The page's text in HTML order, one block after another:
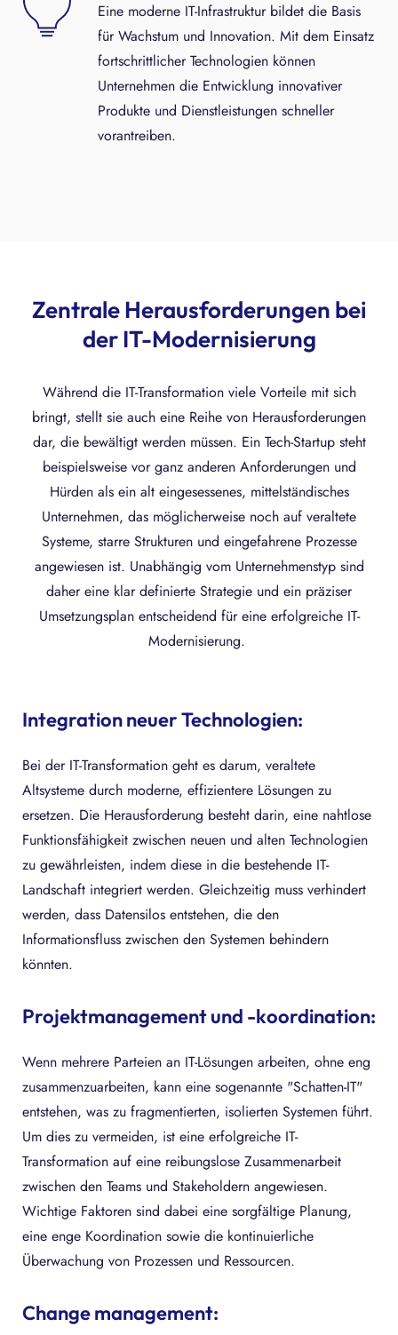
Eine moderne IT-Infrastruktur bildet die Basis
für Wachstum und Innovation. Mit dem Einsatz
fortschrittlicher Technologien können
Unternehmen die Entwicklung innovativer
Produkte und Dienstleistungen schneller
vorantreiben.
Zentrale Herausforderungen bei
der IT-Modernisierung
Während die IT-Transformation viele Vorteile mit sich
bringt, stellt sie auch eine Reihe von Herausforderungen
dar, die bewältigt werden müssen. Ein Tech-Startup steht
beispielsweise vor ganz anderen Anforderungen und
Hürden als ein alt eingesessenes, mittelständisches
Unternehmen, das möglicherweise noch auf veraltete
Systeme, starre Strukturen und eingefahrene Prozesse
angewiesen ist. Unabhängig vom Unternehmenstyp sind
daher eine klar definierte Strategie und ein präziser
Umsetzungsplan entscheidend für eine erfolgreiche IT-
Modernisierung.
Integration neuer Technologien:
Bei der IT-Transformation geht es darum, veraltete
Altsysteme durch moderne, effizientere Lösungen zu
ersetzen. Die Herausforderung besteht darin, eine nahtlose
Funktionsfähigkeit zwischen neuen und alten Technologien
zu gewährleisten, indem diese in die bestehende IT-
Landschaft integriert werden. Gleichzeitig muss verhindert
werden, dass Datensilos entstehen, die den
Informationsfluss zwischen den Systemen behindern
könnten.
Projektmanagement und -koordination:
Wenn mehrere Parteien an IT-Lösungen arbeiten, ohne eng
zusammenzuarbeiten, kann eine sogenannte "Schatten-IT"
entstehen, was zu fragmentierten, isolierten Systemen führt.
Um dies zu vermeiden, ist eine erfolgreiche IT-
Transformation auf eine reibungslose Zusammenarbeit
zwischen den Teams und Stakeholdern angewiesen.
Wichtige Faktoren sind dabei eine sorgfältige Planung,
eine enge Koordination sowie die kontinuierliche
Überwachung von Prozessen und Ressourcen.
Change management: